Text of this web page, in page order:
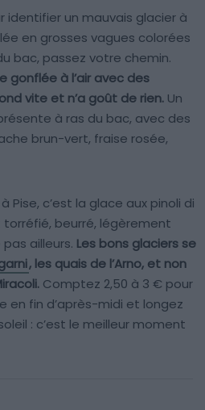
identifier un mauvais glacier à
en grosses vagues colorées
bac, passez votre chemin.
gonflée à l’air avec des
vite et n’a goût de rien. Un
à ras du bac, avec des
brun-vert, fraise rosée,
Pise, c’est la glace aux pinoli di
torréfié, beurré, légèrement
ailleurs. Les bons glaciers se
, les quais de l’Arno, et non
Comptez 2,50 à 3 € pour
en fin d’après-midi et longez
: c’est le meilleur moment